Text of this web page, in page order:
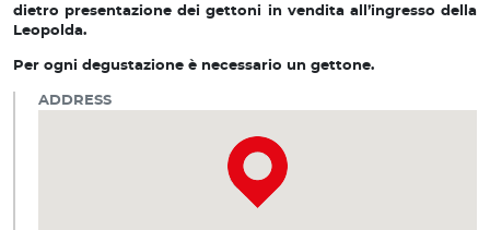
dietro presentazione dei gettoni in vendita all’ingresso della
Leopolda.
Per ogni degustazione è necessario un gettone.
ADDRESS